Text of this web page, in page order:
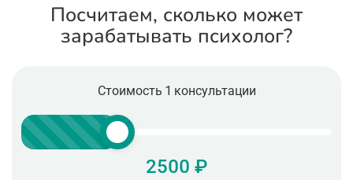
Посчитаем, сколько может
зарабатывать психолог?
Стоимость 1 консультации
2500 ₽